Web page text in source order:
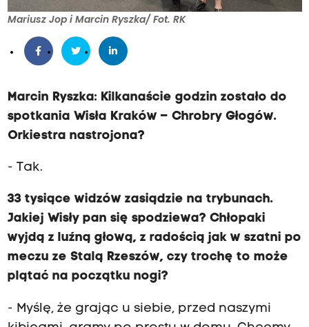
Mariusz Jop i Marcin Ryszka/ Fot. RK
Marcin Ryszka: Kilkanaście godzin zostało do
spotkania Wisła Kraków – Chrobry Głogów.
Orkiestra nastrojona?
- Tak.
33 tysiące widzów zasiądzie na trybunach.
Jakiej Wisły pan się spodziewa? Chłopaki
wyjdą z luźną głową, z radością jak w szatni po
meczu ze Stalą Rzeszów, czy trochę to może
plątać na początku nogi?
- Myślę, że grając u siebie, przed naszymi